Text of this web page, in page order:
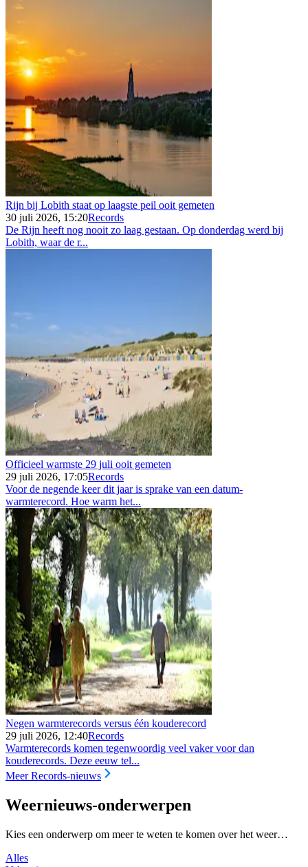
Rijn bij Lobith staat op laagste peil ooit gemeten
30 juli 2026, 15:20Records
De Rijn heeft nog nooit zo laag gestaan. Op donderdag werd bij
Lobith, waar de r...
Officieel warmste 29 juli ooit gemeten
29 juli 2026, 17:05Records
Voor de negende keer dit jaar is sprake van een datum-
warmterecord. Hoe warm het...
Negen warmterecords versus één kouderecord
29 juli 2026, 12:40Records
Warmterecords komen tegenwoordig veel vaker voor dan
kouderecords. Deze eeuw tel...
Meer Records-nieuws
Weernieuws-onderwerpen
Kies een onderwerp om meer te weten te komen over het weer…
Alles